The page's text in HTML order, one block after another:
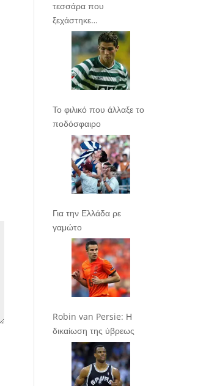
τεσσάρα που
ξεχάστηκε…
Το φιλικό που άλλαξε το
ποδόσφαιρο
Για την Ελλάδα ρε
γαμώτο
Robin van Persie: Η
δικαίωση της ύβρεως